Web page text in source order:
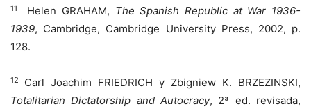
11 Helen GRAHAM, The Spanish Republic at War 1936-
1939, Cambridge, Cambridge University Press, 2002, p.
128.
12 Carl Joachim FRIEDRICH y Zbigniew K. BRZEZINSKI,
Totalitarian Dictatorship and Autocracy, 2ª ed. revisada,